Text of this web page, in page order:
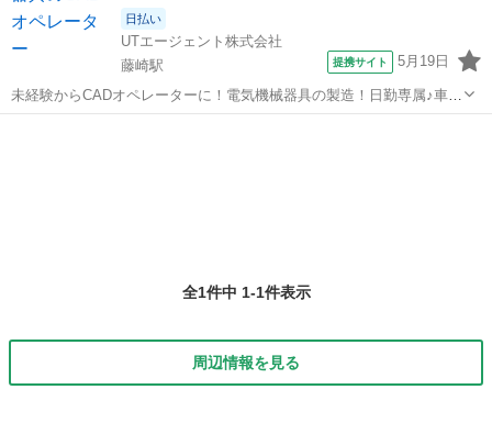
日払い
UTエージェント株式会社
藤崎駅
提携サイト 5月19日
未経験からCADオペレーターに！電気機械器具の製造！日勤専属♪車通
勤OK！無料の駐車場完備☆ 【デジタルギフト】 赴任での新規ご入社
全1件中 1-1件表示
周辺情報を見る